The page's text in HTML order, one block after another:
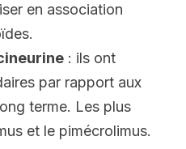
en association
: ils ont
par rapport aux
terme. Les plus
et le pimécrolimus.